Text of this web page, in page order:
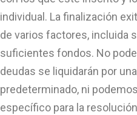
individual. La finalización
de varios factores, incluida
suficientes fondos. No
deudas se liquidarán por
predeterminado, ni
específico para la